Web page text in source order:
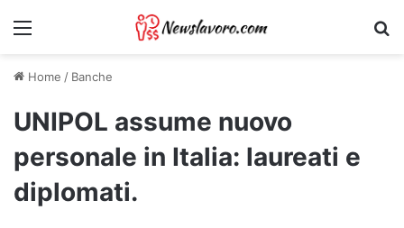
Menu
Home / Banche
UNIPOL assume nuovo
personale in Italia: laureati e
diplomati.